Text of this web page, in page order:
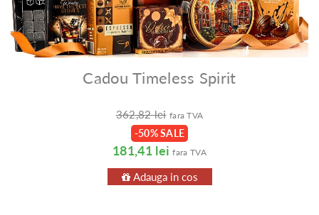
Cadou Timeless Spirit
362,82 lei fara TVA
-50% SALE
181,41 lei fara TVA
Adauga in cos